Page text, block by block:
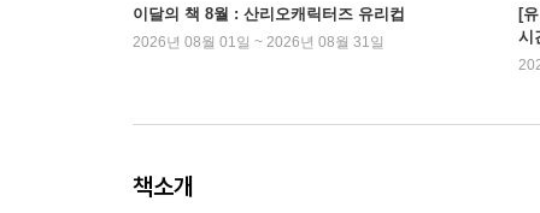
이달의 책 8월 : 산리오캐릭터즈 유리컵
2026년 08월 01일 ~ 2026년 08월 31일
[
시
책소개